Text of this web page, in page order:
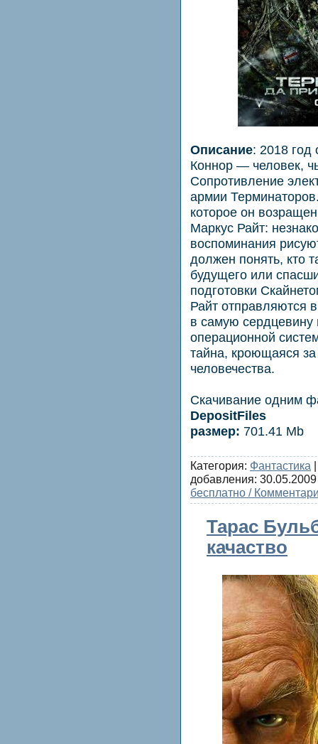
Описание: 2018 год
Коннор — человек,
Сопротивление
армии
которое он
Маркус Райт:
воспоминания
должен понять, кто
будущего или
подготовки
Райт отправляются
в самую сердцевину
операционной
тайна, кроющаяся
человечества.
Скачивание одним
DepositFiles
размер: 701.41 Mb
Категория: Фантастика
добавления: 30.05.2009
бесплатно /
Тарас
качаство